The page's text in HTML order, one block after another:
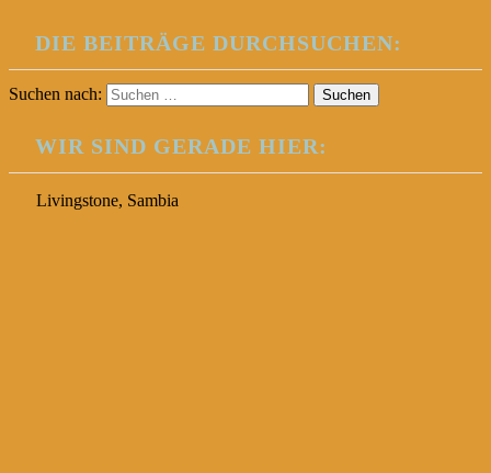
DIE BEITRÄGE DURCHSUCHEN:
Suchen nach:
WIR SIND GERADE HIER:
Livingstone, Sambia